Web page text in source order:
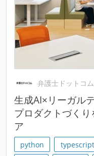
弁護士ドットコ
生成AI×リーガル
プロダクトづく
ア
python typescript